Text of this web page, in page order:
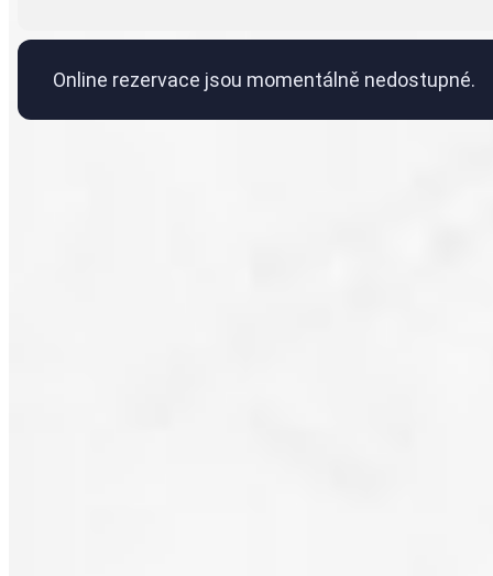
Online rezervace jsou momentálně nedostupné.